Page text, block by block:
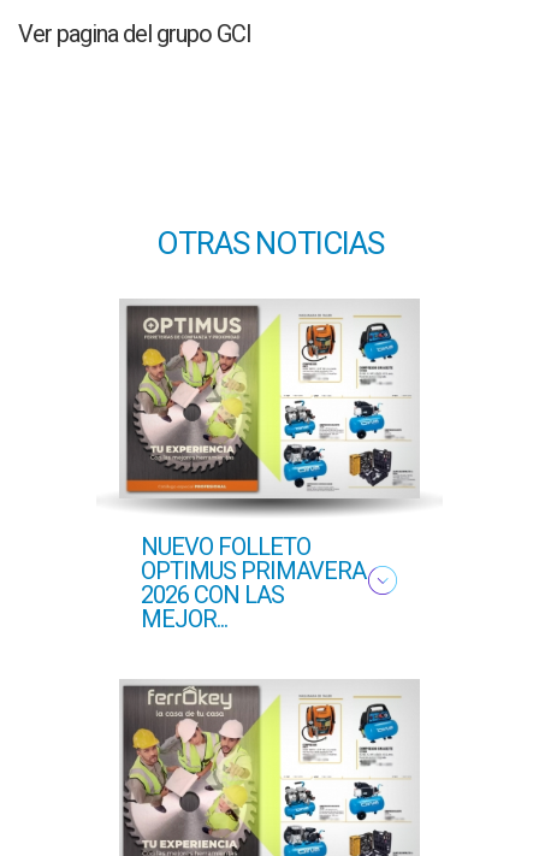
Ver pagina del grupo GCI
OTRAS NOTICIAS
NUEVO FOLLETO
OPTIMUS PRIMAVERA
2026 CON LAS
MEJOR...